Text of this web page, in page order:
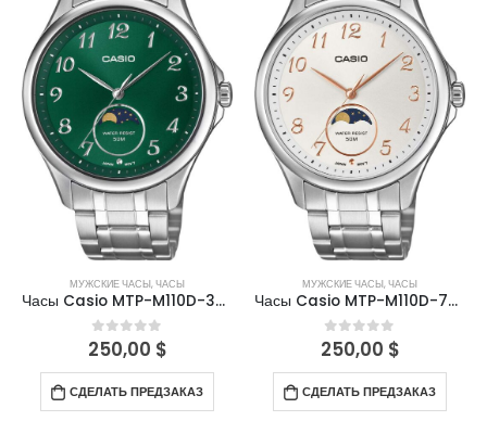
МУЖСКИЕ ЧАСЫ,ЧАСЫ
Часы Casio MTP-M110D-3AVDF
0out of 5
250,00 $
СДЕЛАТЬ ПРЕДЗАКАЗ
МУЖСКИЕ ЧАСЫ,ЧАСЫ
Часы Casio MTP-M110D-7AVDF
0out of 5
250,00 $
СДЕЛАТЬ ПРЕДЗАКАЗ